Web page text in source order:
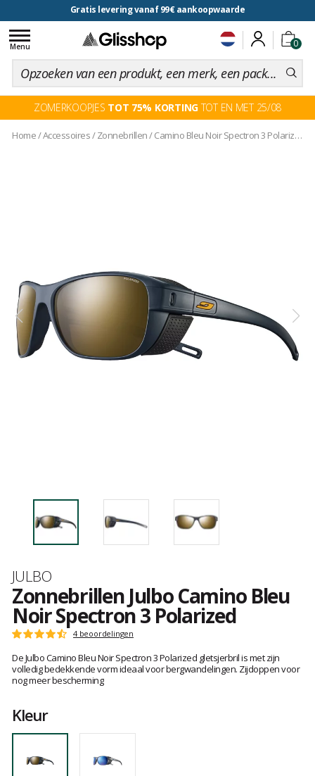
Gratis levering vanaf 99€ aankoopwaarde
voor een 100 dagen inruiling
0
Toggle
navigation
Menu
ZOMERKOOPJES TOT 75% KORTINGTOT EN MET 25/08
Home/Accessoires/Zonnebrillen/Camino Bleu Noir Spectron 3 Polarized
Merk
JULBO
Zonnebrillen Julbo Camino Bleu
Noir Spectron 3 Polarized
Het
van
klanten
Score
:
4.2
op
4 beoordelingen
De Julbo Camino Bleu Noir Spectron 3 Polarized gletsjerbril is met zijn
volledig bedekkende vorm ideaal voor bergwandelingen. Zijdoppen voor
nog meer bescherming
Kleur